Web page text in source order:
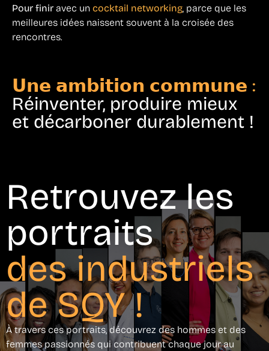
Pour finir avec un cocktail networking , parce que les
meilleures idées naissent souvent à la croisée des
rencontres.
𝗨𝗻𝗲 𝗮𝗺𝗯𝗶𝘁𝗶𝗼𝗻 𝗰𝗼𝗺𝗺𝘂𝗻𝗲 :
Réinventer, produire mieux
et décarboner durablement !
Retrouvez les
portraits
des industriels
de SQY !
À travers ces portraits, découvrez des hommes et des
femmes passionnés qui contribuent chaque jour au